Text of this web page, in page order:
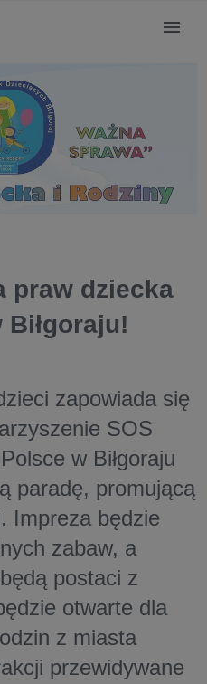
praw dziecka
zapowiada się
SOS
w Biłgoraju
paradę, promującą
Impreza będzie
zabaw, a
postaci z
otwarte dla
z miasta
przewidywane